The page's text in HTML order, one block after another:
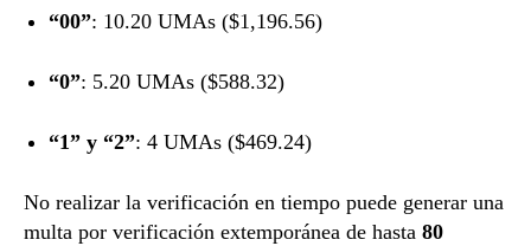
“00”: 10.20 UMAs ($1,196.56)
“0”: 5.20 UMAs ($588.32)
“1” y “2”: 4 UMAs ($469.24)
No realizar la verificación en tiempo puede generar una
multa por verificación extemporánea de hasta 80